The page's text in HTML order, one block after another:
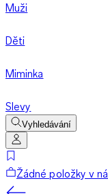
Muži
Děti
Miminka
Slevy
Vyhledávání
Žádné položky v